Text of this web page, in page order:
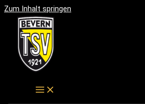
Zum Inhalt springen